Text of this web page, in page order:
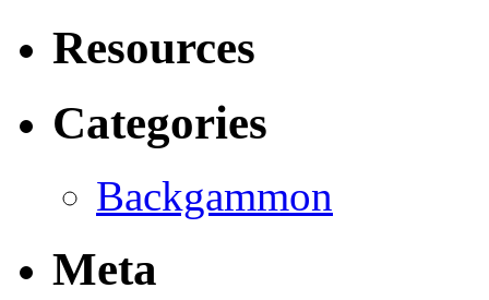
Resources
Categories
Backgammon
Meta